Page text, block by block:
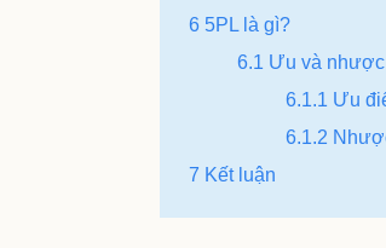
6 5PL là gì?
6.1 Ưu và
6.1.1 Ưu
6.1.2
7 Kết luận